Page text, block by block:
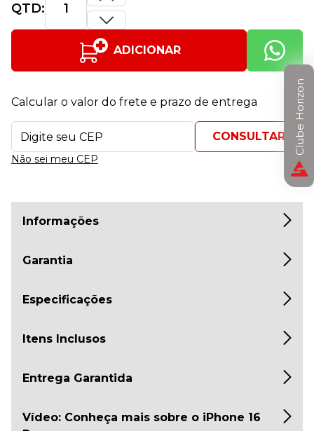
QTD:
ADICIONAR
Calcular o valor do frete e prazo de entrega
Não sei meu CEP
Informações
Garantia
Especificações
Itens Inclusos
Entrega Garantida
Vídeo: Conheça mais sobre o iPhone 16
Clube Horizon